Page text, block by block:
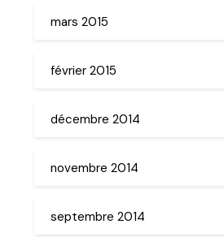
mars 2015
février 2015
décembre 2014
novembre 2014
septembre 2014